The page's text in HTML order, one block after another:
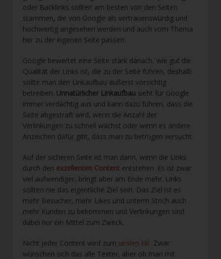
oder Backlinks sollten am besten von den Seiten
stammen, die von Google als vertrauenswürdig und
hochwertig angesehen werden und auch vom Thema
her zu der eigenen Seite passen.
Google bewertet eine Seite stark danach, wie gut die
Qualität der Links ist, die zu der Seite führen, deshalb
sollte man den Linkaufbau äußerst vorsichtig
betreiben. Unnatürlicher Linkaufbau sieht für Google
immer verdächtig aus und kann dazu führen, dass die
Seite abgestraft wird, wenn die Anzahl der
Verlinkungen zu schnell wächst oder wenn es andere
Anzeichen dafür gibt, dass man zu betrügen versucht.
Auf der sicheren Seite ist man dann, wenn die Links
durch den exzellenten Content entstehen. Es ist zwar
viel aufwendiger, bringt aber am Ende mehr. Links
sollten nie das eigentliche Ziel sein. Das Ziel ist es
mehr Besucher, mehr Likes und unterm Strich auch
mehr Kunden zu bekommen und Verlinkungen sind
dabei nur ein Mittel zum Zweck.
Nicht jeder Content wird zumviralen Hit. Zwar
wünschen sich das alle Texter, aber ob man mit